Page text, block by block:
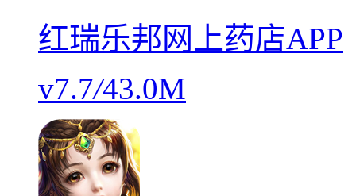
红瑞乐邦网上药店APP
v7.7/43.0M